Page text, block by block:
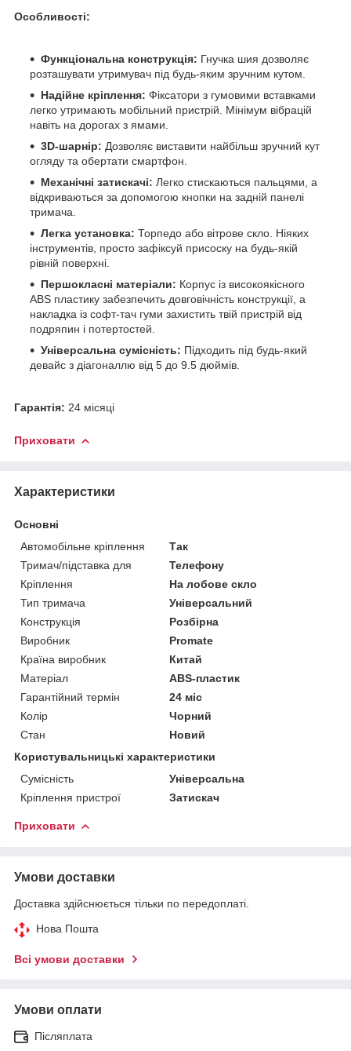
Особливості:
Функціональна конструкція: Гнучка шия дозволяє
розташувати утримувач під будь-яким зручним кутом.
Надійне кріплення: Фіксатори з гумовими вставками
легко утримають мобільний пристрій. Мінімум вібрацій
навіть на дорогах з ямами.
3D-шарнір: Дозволяє виставити найбільш зручний кут
огляду та обертати смартфон.
Механічні затискачі: Легко стискаються пальцями, а
відкриваються за допомогою кнопки на задній панелі
тримача.
Легка установка: Торпедо або вітрове скло. Ніяких
інструментів, просто зафіксуй присоску на будь-якій
рівній поверхні.
Першокласні матеріали: Корпус із високоякісного
ABS пластику забезпечить довговічність конструкції, а
накладка із софт-тач гуми захистить твій пристрій від
подряпин і потертостей.
Універсальна сумісність: Підходить під будь-який
девайс з діагоналлю від 5 до 9.5 дюймів.
Гарантія: 24 місяці
Приховати
Характеристики
Основні
Автомобільне кріплення
Так
Тримач/підставка для
Телефону
Кріплення
На лобове скло
Тип тримача
Універсальний
Конструкція
Розбірна
Виробник
Promate
Країна виробник
Китай
Матеріал
ABS-пластик
Гарантійний термін
24 міс
Колір
Чорний
Стан
Новий
Користувальницькі характеристики
Сумісність
Універсальна
Кріплення пристрої
Затискач
Приховати
Умови доставки
Доставка здійснюється тільки по передоплаті.
Нова Пошта
Всі умови доставки
Умови оплати
Післяплата